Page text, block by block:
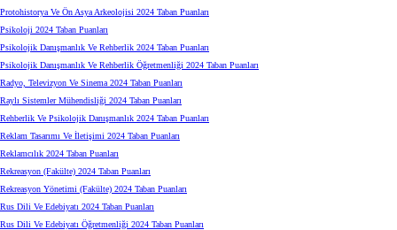
Protohistorya Ve Ön Asya Arkeolojisi 2024 Taban Puanları
Psikoloji 2024 Taban Puanları
Psikolojik Danışmanlık Ve Rehberlik 2024 Taban Puanları
Psikolojik Danışmanlık Ve Rehberlik Öğretmenliği 2024 Taban Puanları
Radyo, Televizyon Ve Sinema 2024 Taban Puanları
Raylı Sistemler Mühendisliği 2024 Taban Puanları
Rehberlik Ve Psikolojik Danışmanlık 2024 Taban Puanları
Reklam Tasarımı Ve İletişimi 2024 Taban Puanları
Reklamcılık 2024 Taban Puanları
Rekreasyon (Fakülte) 2024 Taban Puanları
Rekreasyon Yönetimi (Fakülte) 2024 Taban Puanları
Rus Dili Ve Edebiyatı 2024 Taban Puanları
Rus Dili Ve Edebiyatı Öğretmenliği 2024 Taban Puanları